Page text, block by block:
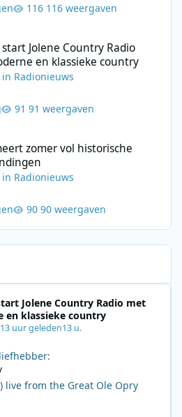
116 weergaven
Jolene Country Radio
en klassieke country
in Radionieuws
91 weergaven
zomer vol historische
in Radionieuws
90 weergaven
Jolene Country Radio met
en klassieke country
13 uur geleden13 u.
live from the Great Ole Opry